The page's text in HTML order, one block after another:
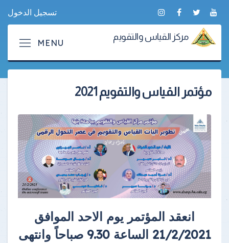
تسجيل الدخول
مركز القياس والتقويم
مؤتمر القياس والتقويم 2021
انعقد المؤتمر يوم الاحد الموافق
21/2/2021 الساعة 9.30 صباحاً وانتهى